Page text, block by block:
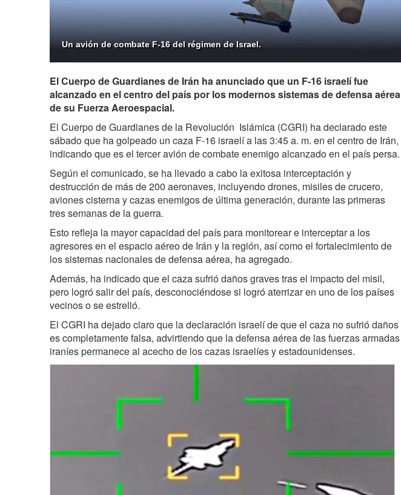
Un avión de combate F-16 del régimen de Israel.
El Cuerpo de Guardianes de Irán ha anunciado que un F-16 israelí fue
alcanzado en el centro del país por los modernos sistemas de defensa aérea
de su Fuerza Aeroespacial.
El Cuerpo de Guardianes de la Revolución Islámica (CGRI) ha declarado este
sábado que ha golpeado un caza F-16 israelí a las 3:45 a. m. en el centro de Irán,
indicando que es el tercer avión de combate enemigo alcanzado en el país persa.
Según el comunicado, se ha llevado a cabo la exitosa interceptación y
destrucción de más de 200 aeronaves, incluyendo drones, misiles de crucero,
aviones cisterna y cazas enemigos de última generación, durante las primeras
tres semanas de la guerra.
Esto refleja la mayor capacidad del país para monitorear e interceptar a los
agresores en el espacio aéreo de Irán y la región, así como el fortalecimiento de
los sistemas nacionales de defensa aérea, ha agregado.
Además, ha indicado que el caza sufrió daños graves tras el impacto del misil,
pero logró salir del país, desconociéndose si logró aterrizar en uno de los países
vecinos o se estrelló.
El CGRI ha dejado claro que la declaración israelí de que el caza no sufrió daños
es completamente falsa, advirtiendo que la defensa aérea de las fuerzas armadas
iraníes permanece al acecho de los cazas israelíes y estadounidenses.